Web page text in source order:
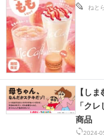
ねと
2024-
【し
「ク
商品